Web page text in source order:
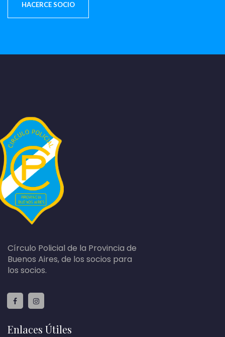
HACERCE SOCIO
Círculo Policial de la Provincia de
Buenos Aires, de los socios para
los socios.
Enlaces Útiles